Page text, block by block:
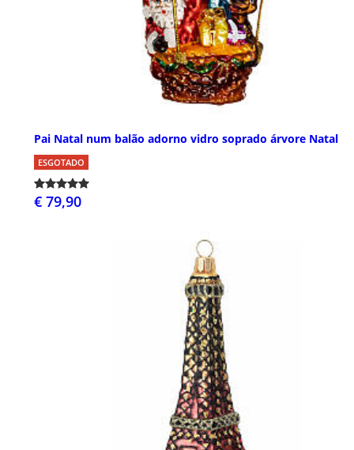
Pai Natal num balão adorno vidro soprado árvore Natal
ESGOTADO
€ 79,90